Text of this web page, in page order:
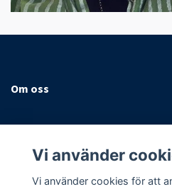
Om oss
Kundtjänst
Sociala medier
Vi använder
Vi använder cookies för att